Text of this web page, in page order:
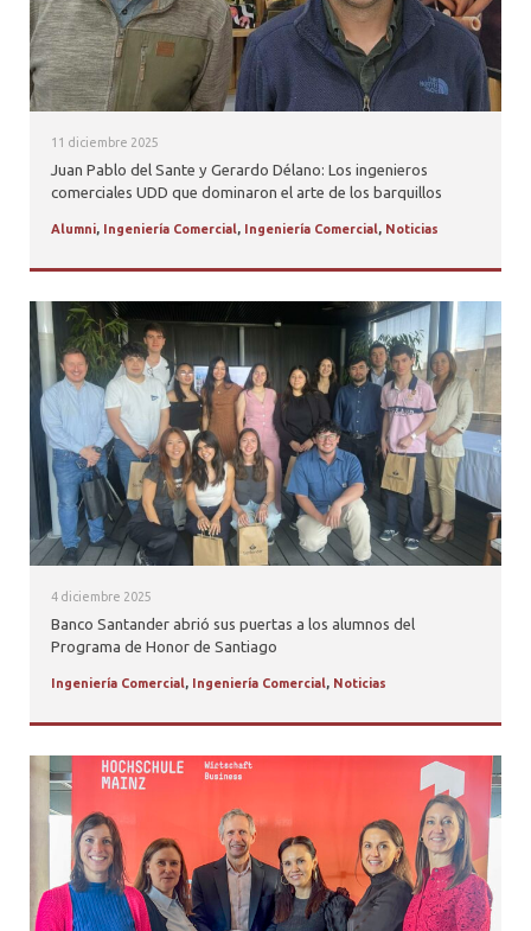
11 diciembre 2025
Juan Pablo del Sante y Gerardo Délano: Los ingenieros
comerciales UDD que dominaron el arte de los barquillos
Alumni, Ingeniería Comercial, Ingeniería Comercial, Noticias
4 diciembre 2025
Banco Santander abrió sus puertas a los alumnos del
Programa de Honor de Santiago
Ingeniería Comercial, Ingeniería Comercial, Noticias